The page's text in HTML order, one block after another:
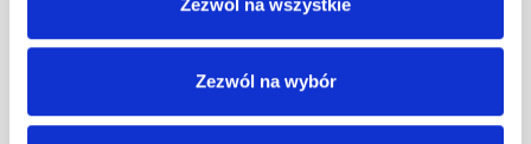
Zezwól na wybór
przeciwśn. 155
mm DB/DC